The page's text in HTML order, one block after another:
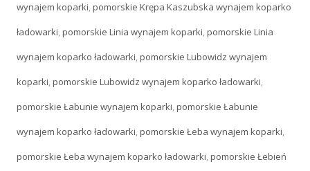
wynajem koparki,pomorskie Krępa Kaszubska wynajem koparko
ładowarki,pomorskie Linia wynajem koparki,pomorskie Linia
wynajem koparko ładowarki,pomorskie Lubowidz wynajem
koparki,pomorskie Lubowidz wynajem koparko ładowarki,
pomorskie Łabunie wynajem koparki,pomorskie Łabunie
wynajem koparko ładowarki,pomorskie Łeba wynajem koparki,
pomorskie Łeba wynajem koparko ładowarki,pomorskie Łebień